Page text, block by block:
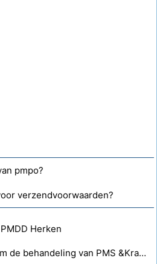
pmpo?
verzendvoorwaarden?
Herken
Natuurlijke manieren om de behandeling van PMS &Krampen